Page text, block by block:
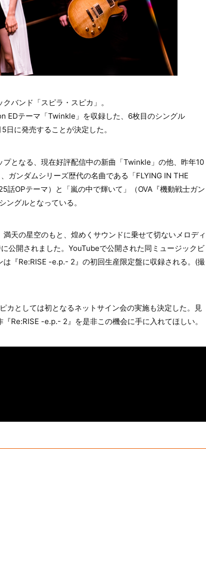
バンド「スピラ・スピカ」。
EDテーマ「Twinkle」を収録した、6枚目のシングル
日に発売することが決定した。
プとなる、現在好評配信中の新曲「Twinkle」の他、昨年10
ガンダムシリーズ歴代の名曲である「FLYING IN THE
OPテーマ）と「嵐の中で輝いて」（OVA『機動戦士ガン
グルとなっている。
天の星空のもと、煌めくサウンドに乗せて切ないメロディ
公開されました。YouTubeで公開された同ミュージックビ
『Re:RISE -e.p.- 2』の初回生産限定盤に収録される。(撮
カとしては初となるネットサイン会の実施も決定した。見
Re:RISE -e.p.- 2』を是非この機会に手に入れてほしい。